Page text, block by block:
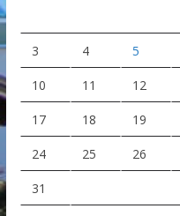
3 4 5
10 11 12
17 18 19
24 25 26
31